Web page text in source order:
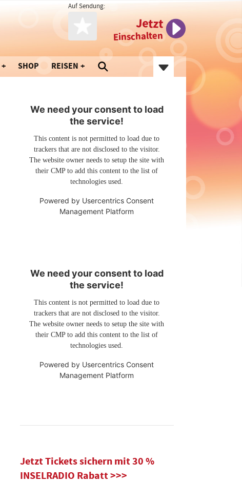
Auf Sendung:
Jetzt
Einschalten
SHOP REISEN
We need your consent to load
the service!
This content is not permitted to load due to
trackers that are not disclosed to the visitor.
The website owner needs to setup the site with
their CMP to add this content to the list of
technologies used.
Powered by Usercentrics Consent
Management Platform
We need your consent to load
the service!
This content is not permitted to load due to
trackers that are not disclosed to the visitor.
The website owner needs to setup the site with
their CMP to add this content to the list of
technologies used.
Powered by Usercentrics Consent
Management Platform
Jetzt Tickets sichern mit 30 %
INSELRADIO Rabatt >>>